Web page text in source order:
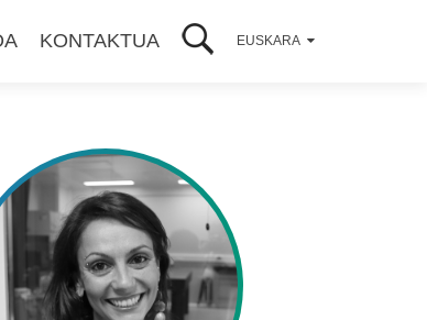
KONTAKTUA EUSKARA